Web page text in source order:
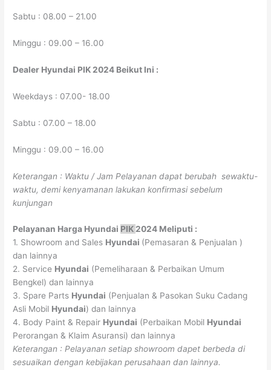
Sabtu : 08.00 – 21.00
Minggu : 09.00 – 16.00
Dealer Hyundai PIK 2024 Beikut Ini :
Weekdays : 07.00- 18.00
Sabtu : 07.00 – 18.00
Minggu : 09.00 – 16.00
Keterangan : Waktu / Jam Pelayanan dapat berubah sewaktu-
waktu, demi kenyamanan lakukan konfirmasi sebelum
kunjungan
Pelayanan Harga Hyundai PIK2024 Meliputi :
1. Showroom and Sales Hyundai (Pemasaran & Penjualan )
dan lainnya
2. Service Hyundai (Pemeliharaan & Perbaikan Umum
Bengkel) dan lainnya
3. Spare Parts Hyundai (Penjualan & Pasokan Suku Cadang
Asli Mobil Hyundai) dan lainnya
4. Body Paint & Repair Hyundai (Perbaikan Mobil Hyundai
Perorangan & Klaim Asuransi) dan lainnya
Keterangan : Pelayanan setiap showroom dapet berbeda di
sesuaikan dengan kebijakan perusahaan dan lainnya.